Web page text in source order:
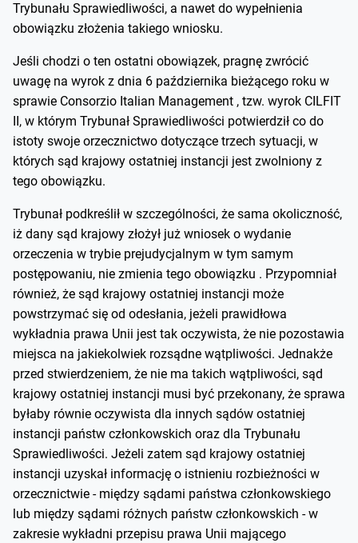
Trybunału Sprawiedliwości, a nawet do wypełnienia
obowiązku złożenia takiego wniosku.
Jeśli chodzi o ten ostatni obowiązek, pragnę zwrócić
uwagę na wyrok z dnia 6 października bieżącego roku w
sprawie Consorzio Italian Management , tzw. wyrok CILFIT
II, w którym Trybunał Sprawiedliwości potwierdził co do
istoty swoje orzecznictwo dotyczące trzech sytuacji, w
których sąd krajowy ostatniej instancji jest zwolniony z
tego obowiązku.
Trybunał podkreślił w szczególności, że sama okoliczność,
iż dany sąd krajowy złożył już wniosek o wydanie
orzeczenia w trybie prejudycjalnym w tym samym
postępowaniu, nie zmienia tego obowiązku . Przypomniał
również, że sąd krajowy ostatniej instancji może
powstrzymać się od odesłania, jeżeli prawidłowa
wykładnia prawa Unii jest tak oczywista, że nie pozostawia
miejsca na jakiekolwiek rozsądne wątpliwości. Jednakże
przed stwierdzeniem, że nie ma takich wątpliwości, sąd
krajowy ostatniej instancji musi być przekonany, że sprawa
byłaby równie oczywista dla innych sądów ostatniej
instancji państw członkowskich oraz dla Trybunału
Sprawiedliwości. Jeżeli zatem sąd krajowy ostatniej
instancji uzyskał informację o istnieniu rozbieżności w
orzecznictwie - między sądami państwa członkowskiego
lub między sądami różnych państw członkowskich - w
zakresie wykładni przepisu prawa Unii mającego